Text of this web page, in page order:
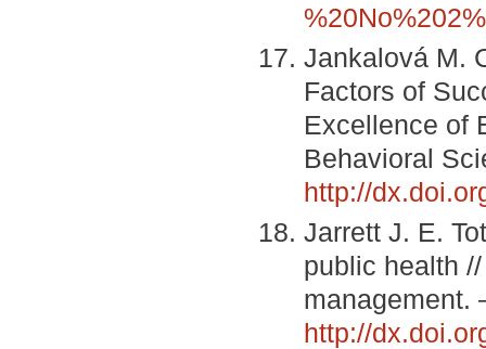
Jankalová M.
Factors of
Excellence of
Behavioral
http://
Jarrett J. E.
public health
management.
http://